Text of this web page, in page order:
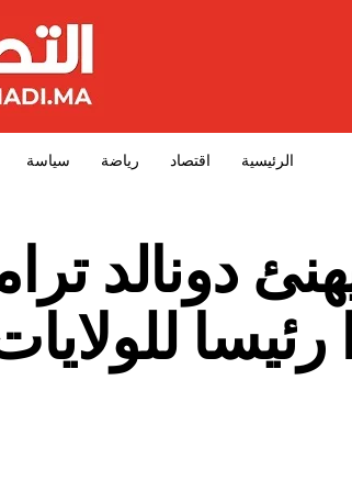
الرئيسية اقتصاد رياضة سياسة
دونالد
رئيسا